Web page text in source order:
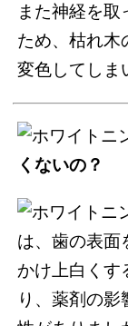
また神経を取
ため、枯れ木
変色してしま
くないの？
は、歯の表面
かけ上白くす
り、薬剤の